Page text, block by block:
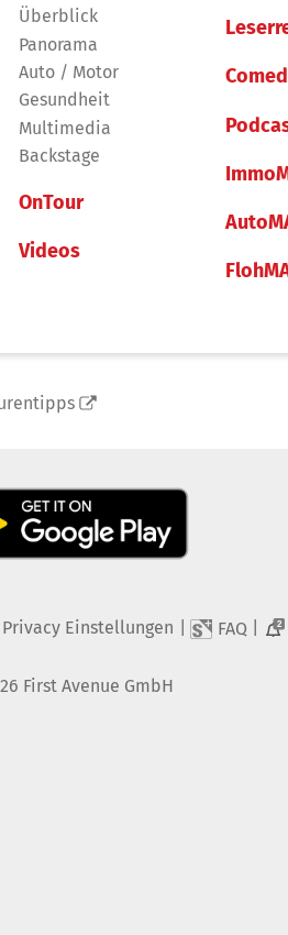
Überblick
Panorama
Auto / Motor
Gesundheit
Multimedia
Backstage
OnTour
Videos
Privacy Einstellungen FAQ 2
First Avenue GmbH